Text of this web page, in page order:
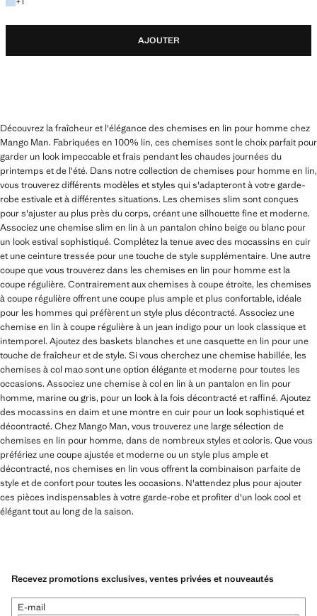
AJOUTER
Découvrez la fraîcheur et l'élégance des chemises en lin pour homme chez
Mango Man. Fabriquées en 100% lin, ces chemises sont le choix parfait pour
garder un look impeccable et frais pendant les chaudes journées du
printemps et de l'été. Dans notre collection de chemises pour homme en lin,
vous trouverez différents modèles et styles qui s'adapteront à votre garde-
robe estivale et à différentes situations. Les chemises slim sont conçues
pour s'ajuster au plus près du corps, créant une silhouette fine et moderne.
Associez une chemise slim en lin à un pantalon chino beige ou blanc pour
un look estival sophistiqué. Complétez la tenue avec des mocassins en cuir
et une ceinture tressée pour une touche de style supplémentaire. Une autre
coupe que vous trouverez dans les chemises en lin pour homme est la
coupe régulière. Contrairement aux chemises à coupe étroite, les chemises
à coupe régulière offrent une coupe plus ample et plus confortable, idéale
pour les hommes qui préfèrent un style plus décontracté. Associez une
chemise en lin à coupe régulière à un jean indigo pour un look classique et
intemporel. Ajoutez des baskets blanches et une casquette en lin pour une
touche de fraîcheur et de style. Si vous cherchez une chemise habillée, les
chemises à col mao sont une option élégante et moderne pour toutes les
occasions. Associez une chemise à col en lin à un pantalon en lin pour
homme, marine ou gris, pour un look à la fois décontracté et raffiné. Ajoutez
des mocassins en daim et une montre en cuir pour un look sophistiqué et
décontracté. Chez Mango Man, vous trouverez une large sélection de
chemises en lin pour homme, dans de nombreux styles et coloris. Que vous
préfériez une coupe ajustée et moderne ou un style plus ample et
décontracté, nos chemises en lin vous offrent la combinaison parfaite de
style et de confort pour toutes les occasions. N'attendez plus pour ajouter
ces pièces indispensables à votre garde-robe et profiter d'un look cool et
élégant tout au long de la saison.
Recevez promotions exclusives, ventes privées et nouveautés
E-mail